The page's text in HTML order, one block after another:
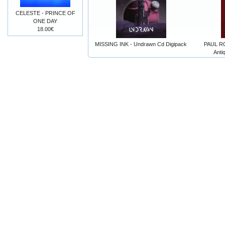
MISSING INK - Undrawn Cd Digipack
PAUL
CELESTE - PRINCE OF
ONE DAY
18.00€